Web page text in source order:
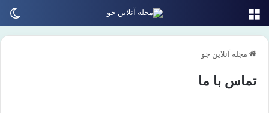
مجله آنلاین جو
تماس با ما